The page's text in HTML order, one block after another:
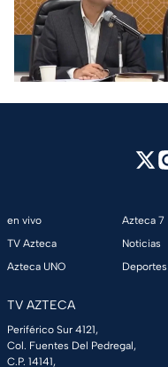
en vivo
TV Azteca
Azteca UNO
Azteca 7
Noticias
Deportes
TV AZTECA
Periférico Sur 4121,
Col. Fuentes Del Pedregal,
C.P. 14141,